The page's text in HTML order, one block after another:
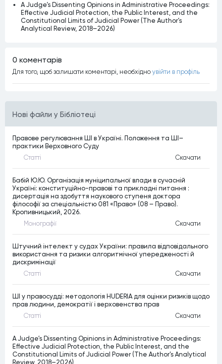
Нові файли у Бібліотеці
Правове регулювання ШІ в Україні. Положення та ШІ–
практики Верховного Суду
Статтi Скачати
Бабій Ю.Ю. Організація муніципальної влади в сучасній
Україні: конституційно-правові та прикладні питання :
дисертація на здобуття наукового ступеня доктора
філософії за спеціальністю 081 «Право» (08 – Право).
Кропивницький, 2026.
Монографiї Скачати
Штучний інтелект у судах України: правила відповідального
використання та ризики алгоритмічної упередженості й
дискримінації
Статтi Скачати
ШІ у правосудді: методологія HUDERIA для оцінки ризиків щодо
прав людини, демократії і верховенства прав
Статтi Скачати
A Judge’s Dissenting Opinions in Administrative Proceedings:
Effective Judicial Protection, the Public Interest, and the
Constitutional Limits of Judicial Power (The Author’s Analytical
Review, 2018–2026)
A Judge’s Dissenting Opinions in Administrative Proceedings:
Effective Judicial Protection, the Public Interest, and the
Constitutional Limits of Judicial Power (The Author’s
Analytical Review, 2018–2026)
0 коментарiв
Для того, щоб залишати коментарi, необхiдно увiйти в профiль